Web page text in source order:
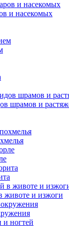
и насекомых
шрамов и
животе и изжоги